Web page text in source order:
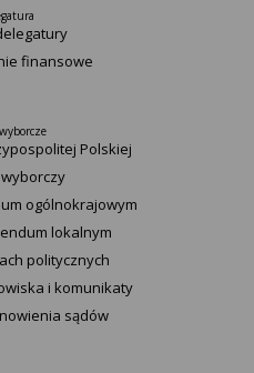
finansowe
Polskiej​
ogólnokrajowym
lokalnym
politycznych
i komunikaty
sądów